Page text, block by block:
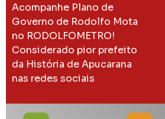
Acompanhe Plano de
Governo de Rodolfo Mota
no RODOLFOMETRO!
Considerado pior prefeito
da História de Apucarana
nas redes sociais